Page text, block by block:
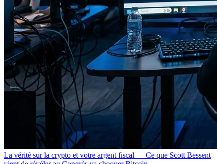
La vérité sur la crypto et votre argent fiscal — Ce que Scott Bessent